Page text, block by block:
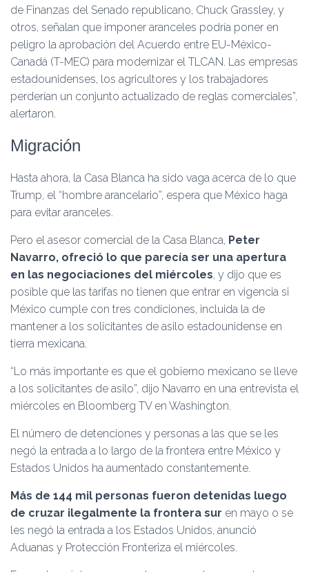
de Finanzas del Senado republicano, Chuck Grassley, y
otros, señalan que imponer aranceles podría poner en
peligro la aprobación del Acuerdo entre EU-México-
Canadá (T-MEC) para modernizar el TLCAN. Las empresas
estadounidenses, los agricultores y los trabajadores
perderían un conjunto actualizado de reglas comerciales”,
alertaron.
Migración
Hasta ahora, la Casa Blanca ha sido vaga acerca de lo que
Trump, el “hombre arancelario”, espera que México haga
para evitar aranceles.
Pero el asesor comercial de la Casa Blanca, Peter
Navarro, ofreció lo que parecía ser una apertura
en las negociaciones del miércoles, y dijo que es
posible que las tarifas no tienen que entrar en vigencia si
México cumple con tres condiciones, incluida la de
mantener a los solicitantes de asilo estadounidense en
tierra mexicana.
“Lo más importante es que el gobierno mexicano se lleve
a los solicitantes de asilo”, dijo Navarro en una entrevista el
miércoles en Bloomberg TV en Washington.
El número de detenciones y personas a las que se les
negó la entrada a lo largo de la frontera entre México y
Estados Unidos ha aumentado constantemente.
Más de 144 mil personas fueron detenidas luego
de cruzar ilegalmente la frontera sur en mayo o se
les negó la entrada a los Estados Unidos, anunció
Aduanas y Protección Fronteriza el miércoles.